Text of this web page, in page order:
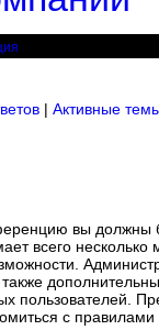
| Активные
вы должны
всего
пользователей.
с